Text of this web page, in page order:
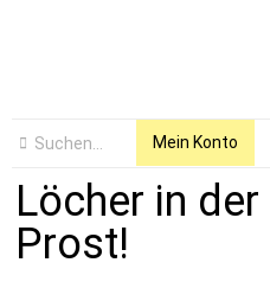
Mein Konto
Löcher in
Prost!